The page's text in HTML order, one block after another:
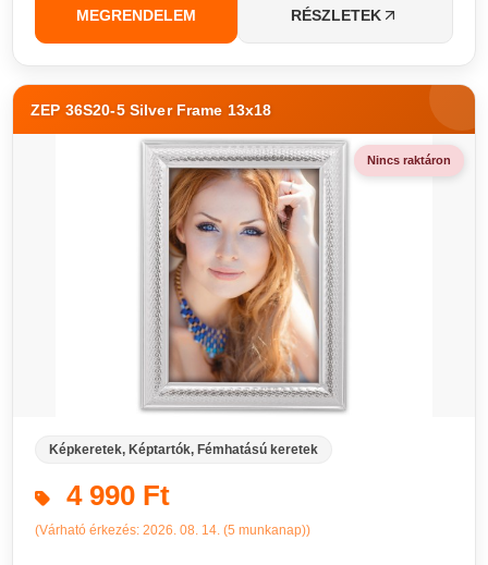
MEGRENDELEM RÉSZLETEK
ZEP 36S20-5 Silver Frame 13x18
Nincs raktáron
Képkeretek, Képtartók, Fémhatású keretek
4 990 Ft
(Várható érkezés: 2026. 08. 14. (5 munkanap))